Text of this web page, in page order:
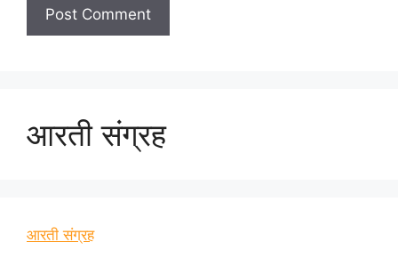
आरती संग्रह
आरती संग्रह